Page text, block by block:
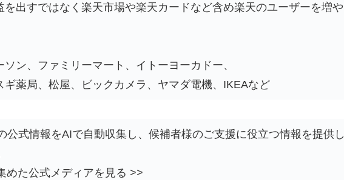
を出すではなく楽天市場や楽天カードなど含め楽天のユーザーを増や
ン、ファミリーマート、イトーヨーカドー、
ギ薬局、松屋、ビックカメラ、ヤマダ電機、IKEAなど
公式情報をAIで自動収集し、候補者様のご支援に役立つ情報を提供し
めた公式メディアを見る >>